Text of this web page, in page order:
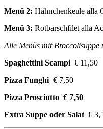
Menü 2: Hähnchenkeule alla
Menü 3: Rotbarschfilet alla
Alle Menüs mit Broccolisuppe
Spaghettini Scampi € 11,50
Pizza Funghi € 7,50
Pizza Prosciutto € 7,50
Extra Suppe oder Salat €